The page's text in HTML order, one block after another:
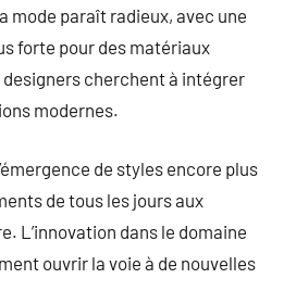
mode paraît radieux, avec une
forte pour des matériaux
cherchent à intégrer
modernes.
de styles encore plus
de tous les jours aux
L’innovation dans le domaine
ouvrir la voie à de nouvelles